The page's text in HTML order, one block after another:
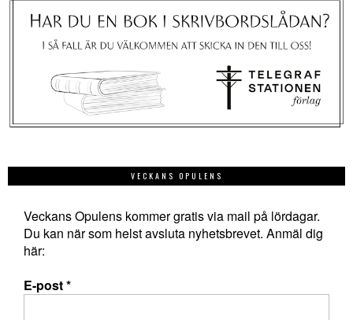
VECKANS OPULENS
Veckans Opulens kommer gratis via mail på lördagar.
Du kan när som helst avsluta nyhetsbrevet. Anmäl dig
här:
E-post*